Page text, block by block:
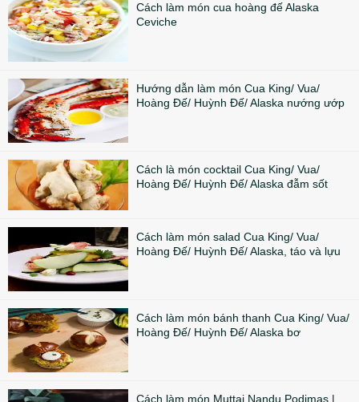
Cách làm món cua hoàng đế Alaska
Ceviche
Hướng dẫn làm món Cua King/ Vua/
Hoàng Đế/ Huỳnh Đế/ Alaska nướng ướp
Cách là món cocktail Cua King/ Vua/
Hoàng Đế/ Huỳnh Đế/ Alaska đẫm sốt
Cách làm món salad Cua King/ Vua/
Hoàng Đế/ Huỳnh Đế/ Alaska, táo và lựu
Cách làm món bánh thanh Cua King/ Vua/
Hoàng Đế/ Huỳnh Đế/ Alaska bơ
Cách làm món Muttai Nandu Podimas |